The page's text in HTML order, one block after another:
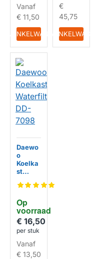
Vanaf
€ 11,50
IN WINKELWAGEN
€
45,75
IN WINKELWAGEN
Op
voorraad
Daewo
o
Koelka
st
lter DD-
€ 16,50
per stuk
Vanaf
€ 13,50